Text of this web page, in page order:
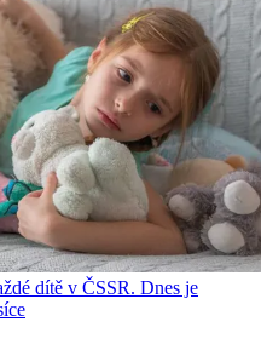
dítě v ČSSR. Dnes je